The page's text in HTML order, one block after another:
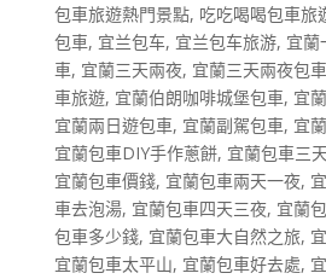
包車旅遊熱門景點, 吃吃喝喝包車旅
包車, 宜兰包车, 宜兰包车旅游, 宜蘭
車, 宜蘭三天兩夜, 宜蘭三天兩夜包
車旅遊, 宜蘭伯朗咖啡城堡包車, 宜
宜蘭兩日遊包車, 宜蘭副駕包車, 宜
宜蘭包車DIY手作蔥餅, 宜蘭包車三
宜蘭包車價錢, 宜蘭包車兩天一夜,
車去泡湯, 宜蘭包車四天三夜, 宜蘭
包車多少錢, 宜蘭包車大自然之旅,
宜蘭包車太平山, 宜蘭包車好去處,